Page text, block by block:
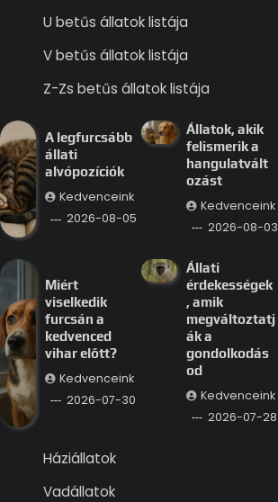
U betűs állatok listája
V betűs állatok listája
Z-Zs betűs állatok listája
A legfurcsább
állati
alvópozíciók
Kedvenceink
2026-08-05
Állatok, akik
felismerik a
hangulatvált
ozást
Kedvenceink
2026-08-03
Miért
viselkedik
furcsán a
kedvenced
vihar előtt?
Kedvenceink
2026-07-30
Állati
érdekességek
, amik
megváltoztatj
ák a
gondolkodás
od
Kedvenceink
2026-07-28
Háziállatok
Vadállatok